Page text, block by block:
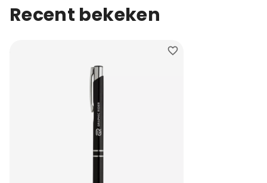
Recent bekeken